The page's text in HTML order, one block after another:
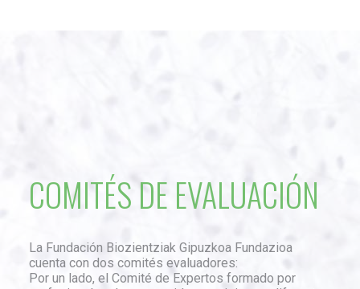
COMITÉS DE EVALUACIÓN
La Fundación Biozientziak Gipuzkoa Fundazioa
cuenta con dos comités evaluadores:
Por un lado, el Comité de Expertos formado por